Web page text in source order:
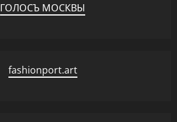
ГОЛОСЪ МОСКВЫ
fashionport.art